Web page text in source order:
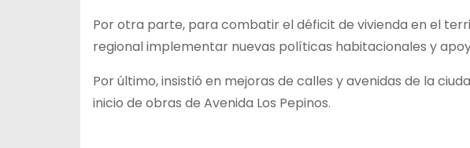
Por otra parte, para combatir el déficit de vivienda en el
regional implementar nuevas políticas habitacionales y
Por último, insistió en mejoras de calles y avenidas de la
inicio de obras de Avenida Los Pepinos.